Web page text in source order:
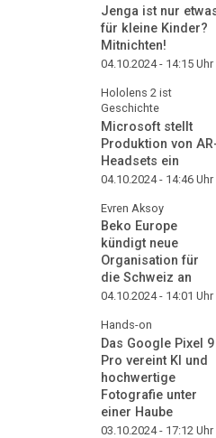
Jenga ist nur
für kleine Kinder?
Mitnichten!
04.10.2024 - 14:15 Uhr
Hololens 2 ist
Geschichte
Microsoft stellt
Produktion von
Headsets ein
04.10.2024 - 14:46 Uhr
Evren Aksoy
Beko Europe
kündigt neue
Organisation für
die Schweiz an
04.10.2024 - 14:01 Uhr
Hands-on
Das Google Pixel 9
Pro vereint KI und
hochwertige
Fotografie unter
einer Haube
03.10.2024 - 17:12 Uhr